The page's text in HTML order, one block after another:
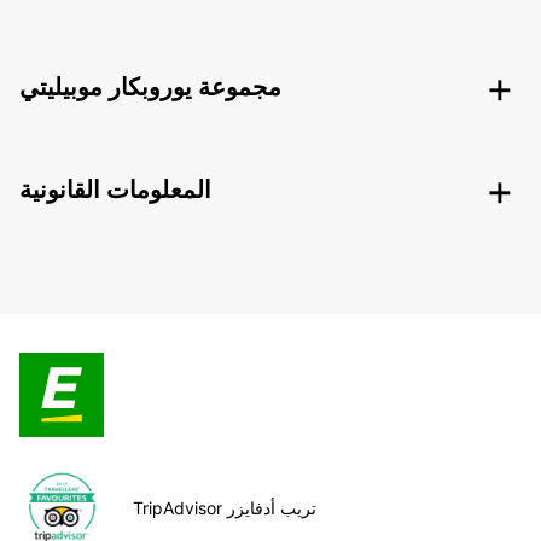
مجموعة يوروبكار موبيليتي
المعلومات القانونية
TripAdvisor تريب أدفايزر